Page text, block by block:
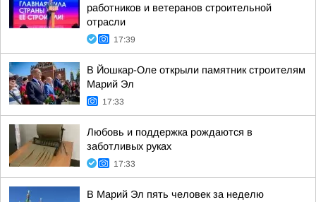
работников и ветеранов строительной
отрасли
17:39
В Йошкар-Оле открыли памятник строителям
Марий Эл
17:33
Любовь и поддержка рождаются в
заботливых руках
17:33
В Марий Эл пять человек за неделю